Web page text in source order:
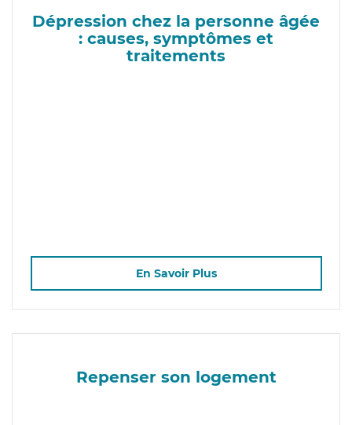
Dépression chez la personne âgée
: causes, symptômes et
traitements
En Savoir Plus
Repenser son logement